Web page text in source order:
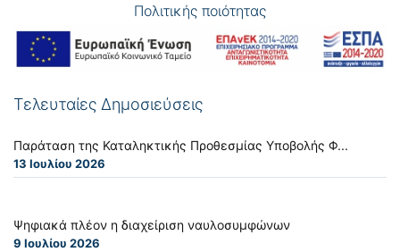
Πολιτικής ποιότητας
Τελευταίες Δημοσιεύσεις
Παράταση της Καταληκτικής Προθεσμίας Υποβολής Φ...
13 Ιουλίου 2026
Ψηφιακά πλέον η διαχείριση ναυλοσυμφώνων
9 Ιουλίου 2026